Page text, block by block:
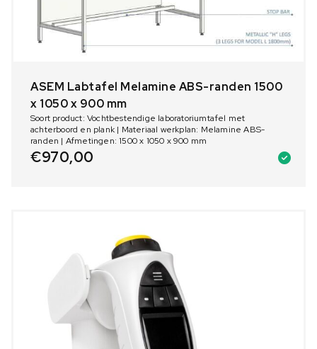
ASEM Labtafel Melamine ABS-randen 1500
x 1050 x 900 mm
Soort product: Vochtbestendige laboratoriumtafel met
achterboord en plank | Materiaal werkplan: Melamine ABS-
randen | Afmetingen: 1500 x 1050 x 900 mm
€970,00